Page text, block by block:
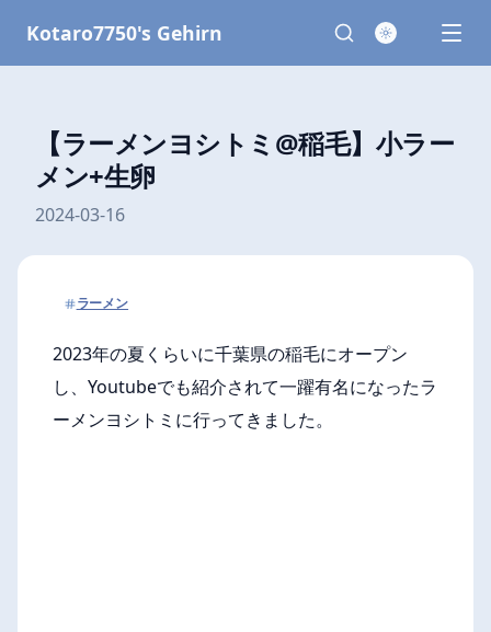
Kotaro7750's Gehirn
【ラーメンヨシトミ@稲毛】小ラー
メン+生卵
2024-03-16
ラーメン
2023年の夏くらいに千葉県の稲毛にオープン
し、Youtubeでも紹介されて一躍有名になったラ
ーメンヨシトミに行ってきました。